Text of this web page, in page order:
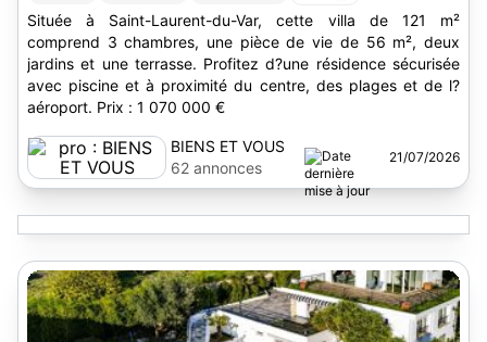
Située à Saint-Laurent-du-Var, cette villa de 121 m²
comprend 3 chambres, une pièce de vie de 56 m², deux
jardins et une terrasse. Profitez d?une résidence sécurisée
avec piscine et à proximité du centre, des plages et de l?
aéroport. Prix : 1 070 000 €
BIENS ET VOUS
62 annonces
21/07/2026